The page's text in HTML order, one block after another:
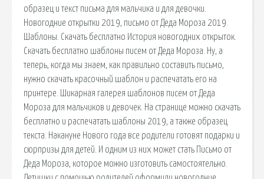
образец и текст письма для мальчика и для девочки.
Новогодние открытки 2019, письмо от Деда Мороза 2019.
Шаблоны. Скачать бесплатно История новогодних открыток.
Скачать бесплатно шаблоны писем от Деда Мороза. Ну, а
теперь, когда мы знаем, как правильно составить письмо,
нужно скачать красочный шаблон и распечатать его на
принтере. Шикарная галерея шаблонов писем от Деда
Мороза для мальчиков и девочек. На странице можно скачать
бесплатно и распечатать шаблоны 2019, а также образец
текста. Накануне Нового года все родители готовят подарки и
сюрпризы для детей. И одним из них может стать Письмо от
Деда Мороза, которое можно изготовить самостоятельно.